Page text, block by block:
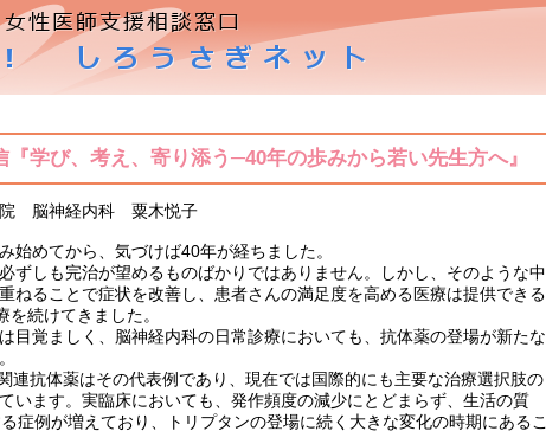
学び、考え、寄り添う─40年の歩みから若い先生方へ』
院 脳神経内科 粟木悦子
始めてから、気づけば40年が経ちました。
ずしも完治が望めるものばかりではありません。しかし、そのような中
ねることで症状を改善し、患者さんの満足度を高める医療は提供できる
続けてきました。
目覚ましく、脳神経内科の日常診療においても、抗体薬の登場が新たな
連抗体薬はその代表例であり、現在では国際的にも主要な治療選択肢の
います。実臨床においても、発作頻度の減少にとどまらず、生活の質
症例が増えており、トリプタンの登場に続く大きな変化の時期にあるこ